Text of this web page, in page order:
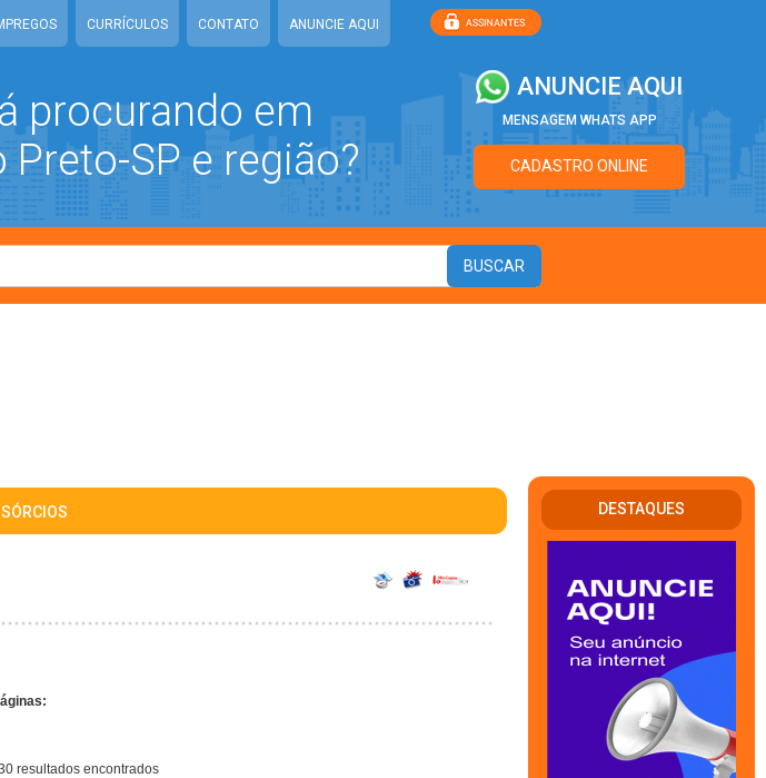
CURRÍCULOS CONTATO ANUNCIE AQUI
procurando em
SP e região?
ANUNCIE AQUI
MENSAGEM WHATS APP
CADASTRO ONLINE
resultados encontrados
DESTAQUES